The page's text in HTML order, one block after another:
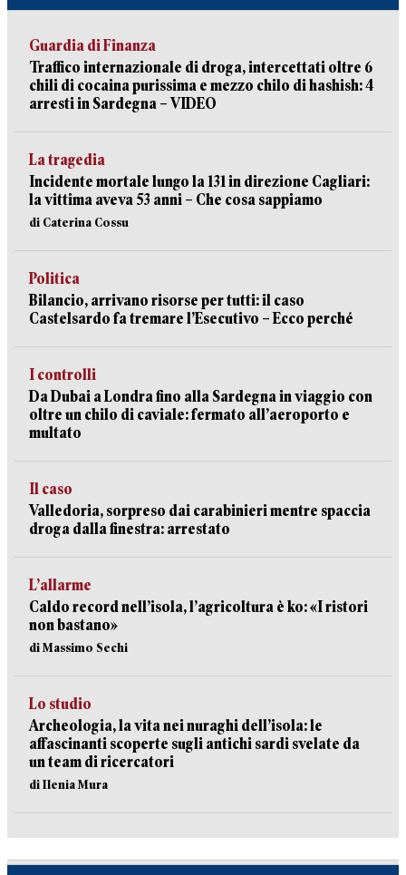
Guardia di Finanza
Traffico internazionale di droga, intercettati oltre 6
chili di cocaina purissima e mezzo chilo di hashish: 4
arresti in Sardegna – VIDEO
La tragedia
Incidente mortale lungo la 131 in direzione Cagliari:
la vittima aveva 53 anni – Che cosa sappiamo
di Caterina Cossu
Politica
Bilancio, arrivano risorse per tutti: il caso
Castelsardo fa tremare l’Esecutivo – Ecco perché
I controlli
Da Dubai a Londra fino alla Sardegna in viaggio con
oltre un chilo di caviale: fermato all’aeroporto e
multato
Il caso
Valledoria, sorpreso dai carabinieri mentre spaccia
droga dalla finestra: arrestato
L’allarme
Caldo record nell’isola, l’agricoltura è ko: «I ristori
non bastano»
di Massimo Sechi
Lo studio
Archeologia, la vita nei nuraghi dell’isola: le
affascinanti scoperte sugli antichi sardi svelate da
un team di ricercatori
di Ilenia Mura